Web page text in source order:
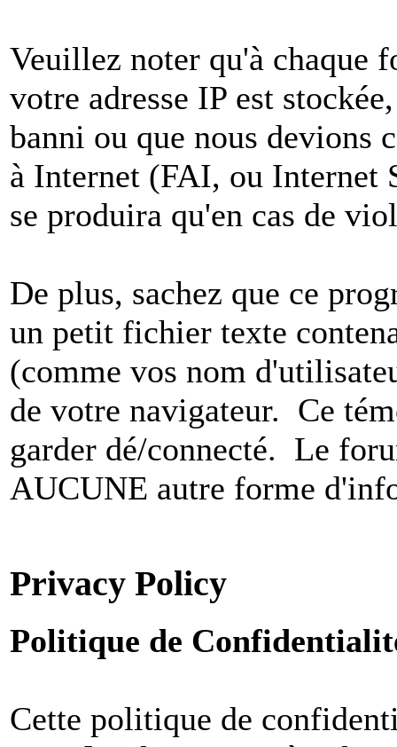
Veuillez noter qu'à chaque
votre adresse IP est
banni ou que nous devions
à Internet (FAI, ou
se produira qu'en cas de
De plus, sachez que ce
un petit fichier texte
(comme vos nom
de votre navigateur. Ce
garder dé/connecté. Le
AUCUNE autre forme
Privacy Policy
Politique de
Cette politique de